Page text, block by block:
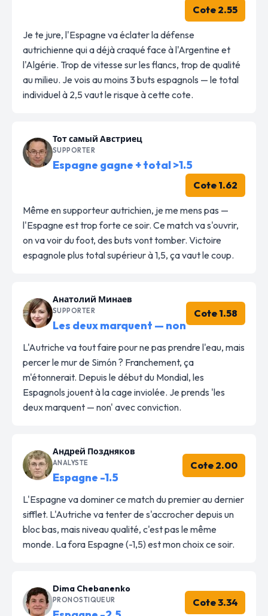
Cote 2.55
Je te jure, l'Espagne va éclater la défense
autrichienne qui a déjà craqué face à l'Argentine et
l'Algérie. Trop de vitesse sur les flancs, trop de qualité
au milieu. Je vois au moins 3 buts espagnols — le total
individuel à 2,5 vaut le risque à cette cote.
Тот самый Австриец
SUPPORTER
Espagne gagne + total >1.5
Cote 1.62
Même en supporteur autrichien, je me mens pas —
l'Espagne est trop forte ce soir. Ce match va s'ouvrir,
on va voir du foot, des buts vont tomber. Victoire
espagnole plus total supérieur à 1,5, ça vaut le coup.
Анатолий Минаев
SUPPORTER
Les deux marquent — non
Cote 1.58
L'Autriche va tout faire pour ne pas prendre l'eau, mais
percer le mur de Simón ? Franchement, ça
m'étonnerait. Depuis le début du Mondial, les
Espagnols jouent à la cage inviolée. Je prends 'les
deux marquent — non' avec conviction.
Андрей Поздняков
ANALYSTE
Espagne -1.5
Cote 2.00
L'Espagne va dominer ce match du premier au dernier
sifflet. L'Autriche va tenter de s'accrocher depuis un
bloc bas, mais niveau qualité, c'est pas le même
monde. La fora Espagne (-1,5) est mon choix ce soir.
Dima Chebanenko
PRONOSTIQUEUR Cote 3.34